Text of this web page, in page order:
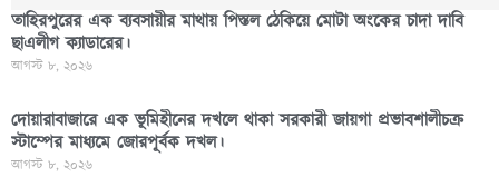
তাহিরপুরের এক ব্যবসায়ীর মাথায় পিস্তল ঠেকিয়ে মোটা অংকের চাদা দাবি
ছাএলীগ ক্যাডারের।
আগস্ট ৮, ২০২৬
দোয়ারাবাজারে এক ভূমিহীনের দখলে থাকা সরকারী জায়গা প্রভাবশালীচক্র
স্টাম্পের মাধ্যমে জোরপূর্বক দখল।
আগস্ট ৮, ২০২৬